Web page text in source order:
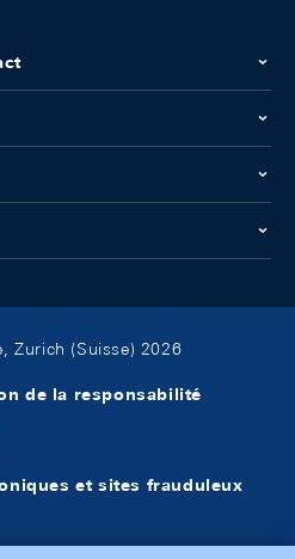
Zurich (Suisse) 2026
de la responsabilité
et sites frauduleux